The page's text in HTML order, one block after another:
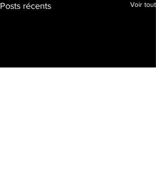
Posts récents Voir tout